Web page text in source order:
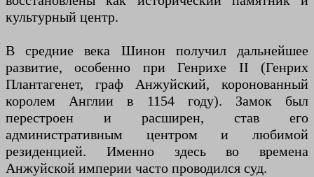
культурный центр.
В средние века Шинон получил дальнейшее
развитие, особенно при Генрихе II (Генрих
Плантагенет, граф Анжуйский, коронованный
королем Англии в 1154 году). Замок был
перестроен и расширен, став его
административным центром и любимой
резиденцией. Именно здесь во времена
Анжуйской империи часто проводился суд.